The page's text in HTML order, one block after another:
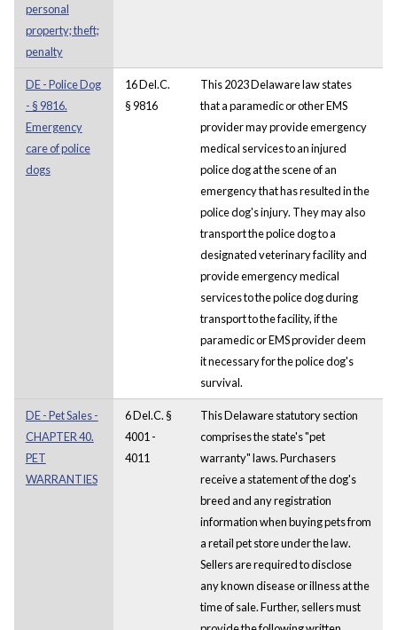
personal
property; theft;
penalty
DE - Police Dog
- § 9816.
Emergency
care of police
dogs
16 Del.C.
§ 9816
This 2023 Delaware law states
that a paramedic or other EMS
provider may provide emergency
medical services to an injured
police dog at the scene of an
emergency that has resulted in the
police dog's injury. They may also
transport the police dog to a
designated veterinary facility and
provide emergency medical
services to the police dog during
transport to the facility, if the
paramedic or EMS provider deem
it necessary for the police dog's
survival.
DE - Pet Sales -
CHAPTER 40.
PET
WARRANTIES
6 Del.C. §
4001 -
4011
This Delaware statutory section
comprises the state's "pet
warranty" laws. Purchasers
receive a statement of the dog's
breed and any registration
information when buying pets from
a retail pet store under the law.
Sellers are required to disclose
any known disease or illness at the
time of sale. Further, sellers must